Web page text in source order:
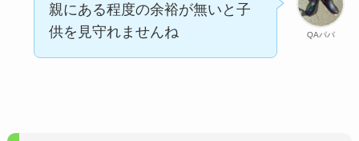
QAパパ
親にある程度の余裕が無いと子
供を見守れませんね